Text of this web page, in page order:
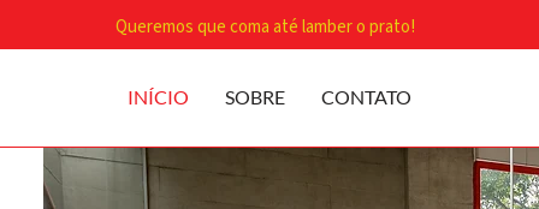
Queremos que coma até lamber o prato!
INÍCIO SOBRE CONTATO